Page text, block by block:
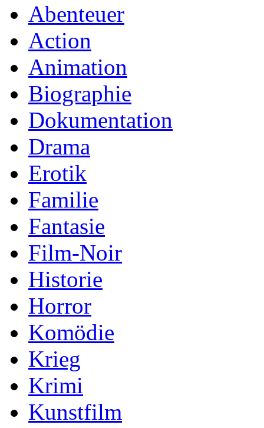
Abenteuer
Action
Animation
Biographie
Dokumentation
Drama
Erotik
Familie
Fantasie
Film-Noir
Historie
Horror
Komödie
Krieg
Krimi
Kunstfilm